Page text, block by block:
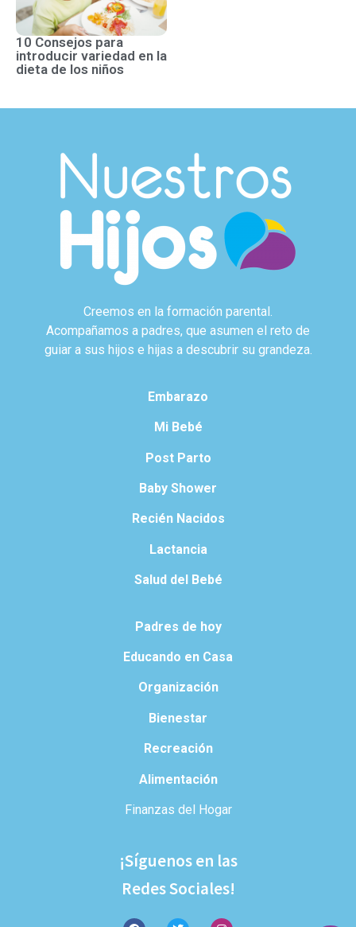
10 Consejos para
introducir variedad en la
dieta de los niños
Creemos en la formación parental.
Acompañamos a padres, que asumen el reto de
guiar a sus hijos e hijas a descubrir su grandeza.
Embarazo
Mi Bebé
Post Parto
Baby Shower
Recién Nacidos
Lactancia
Salud del Bebé
Padres de hoy
Educando en Casa
Organización
Bienestar
Recreación
Alimentación
Finanzas del Hogar
¡Síguenos en las
Redes Sociales!